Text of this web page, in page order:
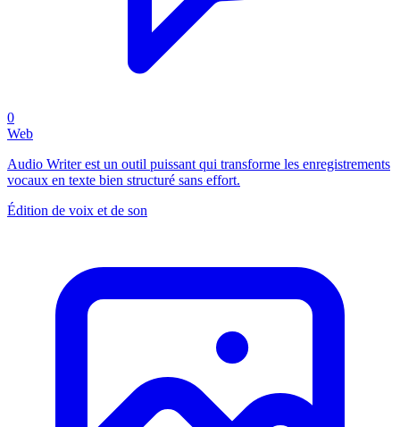
0
Web
Audio Writer est un outil puissant qui transforme les enregistrements
vocaux en texte bien structuré sans effort.
Édition de voix et de son